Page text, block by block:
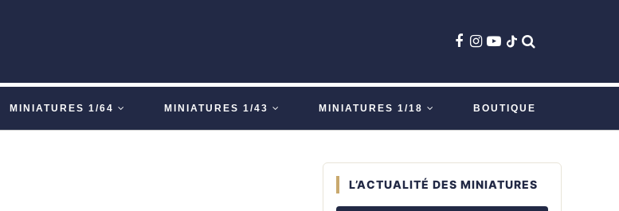
MINIATURES 1/64 MINIATURES 1/43 MINIATURES 1/18 BOUTIQUE
L’ACTUALITÉ DES MINIATURES